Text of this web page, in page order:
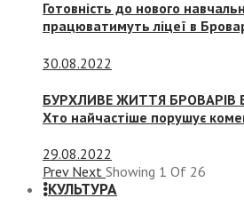
Готовність до нового
працюватимуть ліцеї в
30.08.2022
БУРХЛИВЕ ЖИТТЯ БРОВАРІВ
Хто найчастіше порушує
29.08.2022
Prev Next Showing 1 Of 26
КУЛЬТУРА